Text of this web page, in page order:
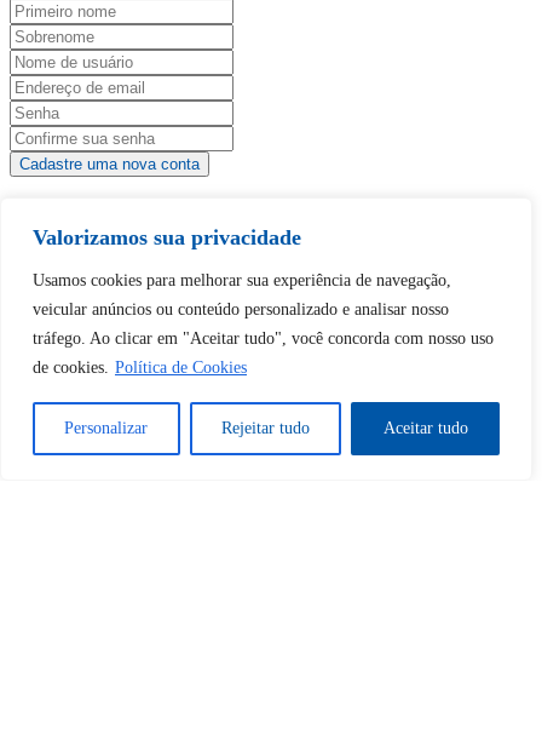
Valorizamos sua privacidade
Usamos cookies para melhorar sua experiência de navegação,
veicular anúncios ou conteúdo personalizado e analisar nosso
tráfego. Ao clicar em "Aceitar tudo", você concorda com nosso uso
de cookies. Política de Cookies
Personalizar Rejeitar tudo Aceitar tudo
Continuar comGoogle